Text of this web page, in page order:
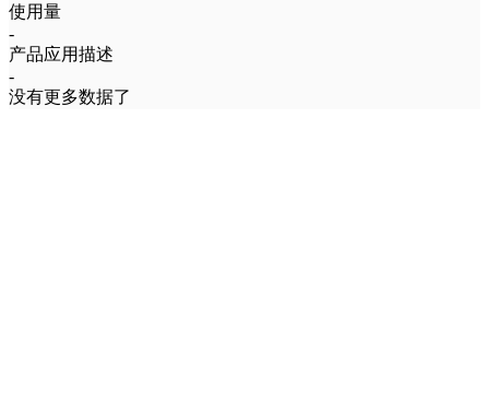
使用量
-
产品应用描述
-
没有更多数据了